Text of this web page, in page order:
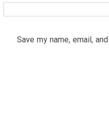
Save my name, email,